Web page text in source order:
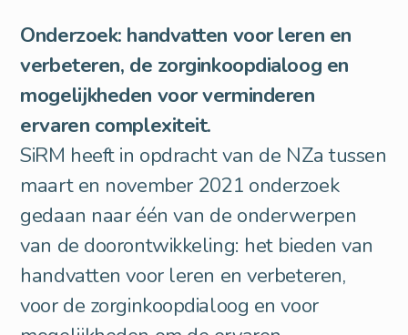
Onderzoek: handvatten voor leren en
verbeteren, de zorginkoopdialoog en
mogelijkheden voor verminderen
ervaren complexiteit.
SiRM heeft in opdracht van de NZa tussen
maart en november 2021 onderzoek
gedaan naar één van de onderwerpen
van de doorontwikkeling: het bieden van
handvatten voor leren en verbeteren,
voor de zorginkoopdialoog en voor